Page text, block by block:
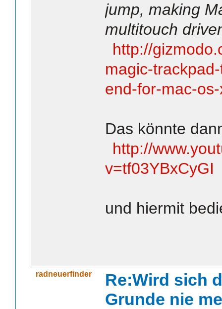
jump, making
multitouch
http://
magic-
end-for-mac-
Das könnte
http://
v=tf03YBxCyGI
und hiermit
radneuerfinder
Re:Wird sich
Grunde nie